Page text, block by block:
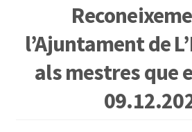
l’Ajuntament de
als mestres que